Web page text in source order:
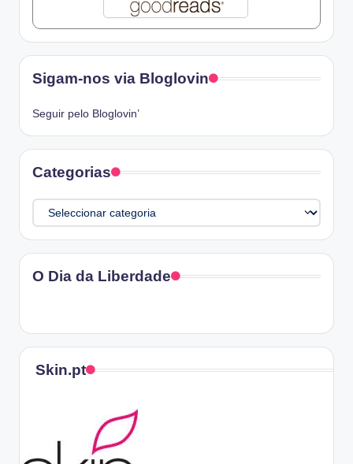
Sigam-nos via Bloglovin
Seguir pelo Bloglovin’
Categorias
Categorias
O Dia da Liberdade
Skin.pt